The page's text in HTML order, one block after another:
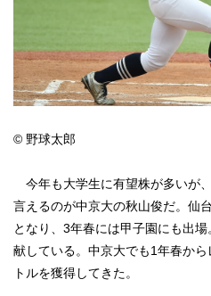
© 野球太郎
今年も大学生に有望株が多いが
言えるのが中京大の秋山俊だ。仙
となり、3年春には甲子園にも出
献している。中京大でも1年春か
トルを獲得してきた。